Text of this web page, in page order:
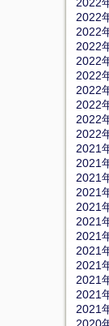
2022
2022
2022
2022
2022
2022
2022
2022
2022
2022
2021
2021
2021
2021
2021
2021
2021
2021
2021
2021
2021
2021